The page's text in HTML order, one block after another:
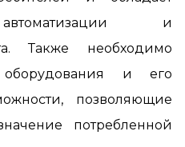
и
Также необходимо
оборудования и его
позволяющие
потребленной